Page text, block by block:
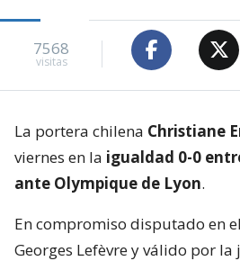
7568
visitas
La portera chilena Christiane
viernes en la igualdad 0-0
ante Olympique de Lyon.
En compromiso disputado en
Georges Lefèvre y válido por